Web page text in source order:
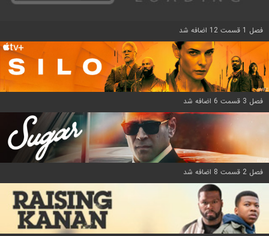
فصل 1 قسمت 12 اضافه شد
فصل 3 قسمت 6 اضافه شد
فصل 2 قسمت 8 اضافه شد